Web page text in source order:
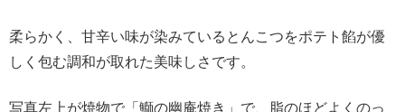
柔らかく、甘辛い味が染みているとんこつをポテト餡が優
しく包む調和が取れた美味しさです。
写真左上が焼物で「鰤の幽庵焼き」で、脂のほどよくのっ